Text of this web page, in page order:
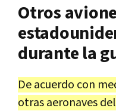
Otros
durante la
De acuerdo con
otras aeronaves